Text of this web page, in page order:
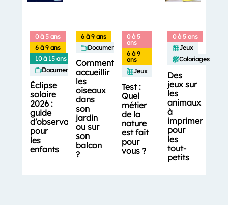
0 à 5 ans
6 à 9 ans
10 à 15 ans
Documentaires
Éclipse
solaire
2026 :
guide
d’observation
pour
les
enfants
6 à 9 ans
Documentaires
Comment
accueillir
les
oiseaux
dans
son
jardin
ou sur
son
balcon
?
0 à 5
ans
6 à 9
ans
Jeux
Test :
Quel
métier
de la
nature
est fait
pour
vous ?
0 à 5 ans
Jeux
Coloriages
Des
jeux sur
les
animaux
à
imprimer
pour
les
tout-
petits